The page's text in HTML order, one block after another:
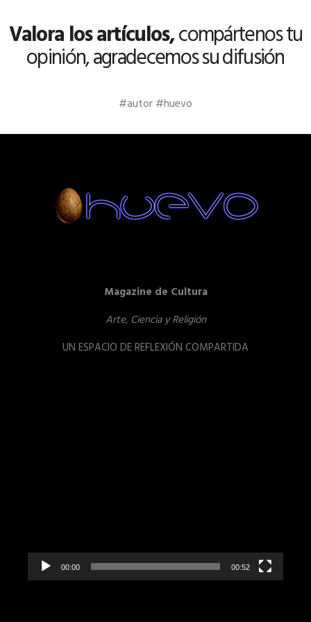
Valora los artículos,compártenos tu
opinión, agradecemos su difusión
#autor #huevo
Magazine de Cultura
Arte, Ciencia y Religión
UN ESPACIO DE REFLEXIÓN COMPARTIDA
00:00 00:52